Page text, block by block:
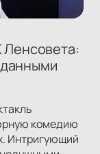
Ленсовета:
комедию
Интригующий